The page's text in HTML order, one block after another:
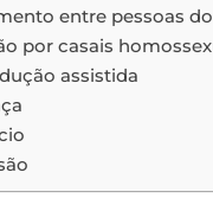
entre pessoas
por casais
assistida